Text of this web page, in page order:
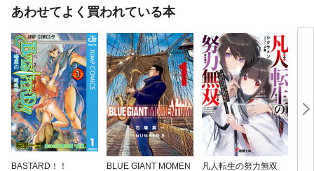
あわせてよく買われている本
BASTARD！！
BLUE GIANT MOMEN
凡人転生の努力無双